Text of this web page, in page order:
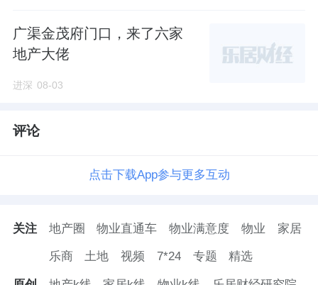
广渠金茂府门口，来了六家
地产大佬
进深 08-03
评论
点击下载App参与更多互动
关注 地产圈 物业直通车 物业满意度 物业 家居
乐商 土地 视频 7*24 专题 精选